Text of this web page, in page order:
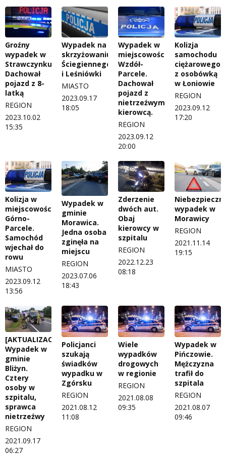
Groźny
wypadek w
Strawczynku.
Dachował
pojazd z 8-
latką
REGION
2023.10.02
15:35
Wypadek na
skrzyżowaniu
Ściegiennego
i Leśniówki
MIASTO
2023.09.17
18:05
Wypadek w
miejscowości
Wzdół-
Parcele.
Dachował
pojazd z
nietrzeźwym
kierowcą.
REGION
2023.09.12
20:00
Kolizja
samochodu
ciężarowego
z osobówką
w Łoniowie
REGION
2023.09.12
17:20
Kolizja w
miejscowości
Górno-
Parcele.
Samochód
wjechał do
rowu
MIASTO
2023.09.12
13:56
Wypadek w
gminie
Morawica.
Jedna osoba
zginęła na
miejscu
REGION
2023.07.06
18:43
Zderzenie
dwóch aut.
Obaj
kierowcy w
szpitalu
REGION
2022.12.23
08:18
wypadek w
Morawicy
REGION
2021.11.14
19:15
[AKTUALIZACJA]
Wypadek w
gminie
Bliżyn.
Cztery
osoby w
szpitalu,
sprawca
nietrzeźwy
REGION
2021.09.17
06:27
Policjanci
szukają
świadków
wypadku w
Zgórsku
REGION
2021.08.12
11:08
Wiele
wypadków
drogowych
w regionie
REGION
2021.08.08
09:35
Wypadek w
Pińczowie.
Mężczyzna
trafił do
szpitala
REGION
2021.08.07
09:46